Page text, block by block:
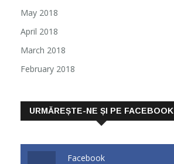
May 2018
April 2018
March 2018
February 2018
URMĂREȘTE-NE ȘI PE FACEBOOK
Facebook